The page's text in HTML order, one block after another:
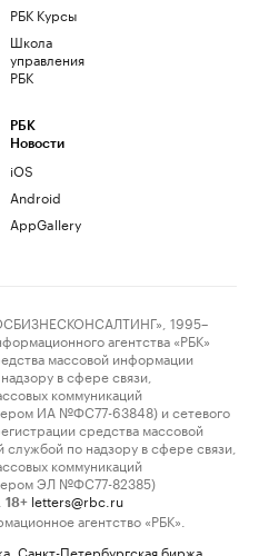
РБК Курсы
Школа
управления
РБК
РБК
Новости
iOS
Android
AppGallery
1995–
агентства «РБК»
массовой информации
в сфере связи,
коммуникаций
ИА №ФС77-63848) и сетевого
средства массовой
по надзору в сфере связи,
коммуникаций
ЭЛ №ФС77-82385)
18+ letters@rbc.ru
агентство «РБК».
Санкт-Петербургская биржа